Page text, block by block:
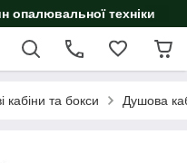
опалювальної техніки
кабіни та бокси Душова